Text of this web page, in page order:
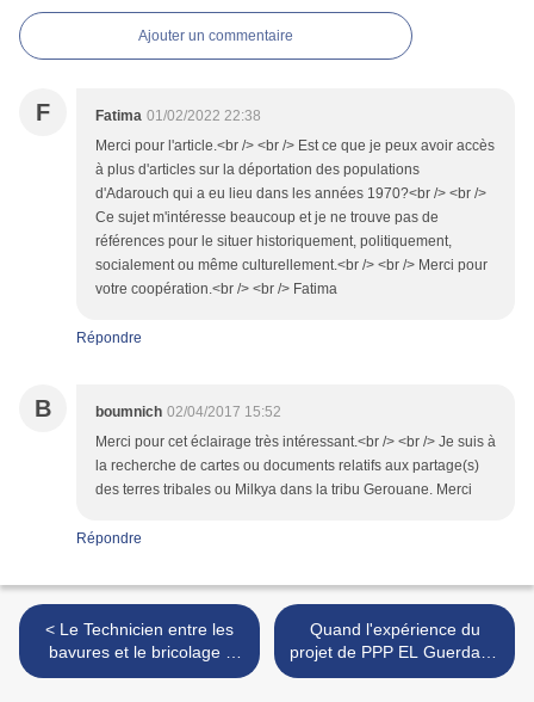
Ajouter un commentaire
F Fatima 01/02/2022 22:38
Merci pour l'article.<br /> <br /> Est ce que je peux avoir accès
à plus d'articles sur la déportation des populations
d'Adarouch qui a eu lieu dans les années 1970?<br /> <br />
Ce sujet m'intéresse beaucoup et je ne trouve pas de
références pour le situer historiquement, politiquement,
socialement ou même culturellement.<br /> <br /> Merci pour
votre coopération.<br /> <br /> Fatima
Répondre
B boumnich 02/04/2017 15:52
Merci pour cet éclairage très intéressant.<br /> <br /> Je suis à
la recherche de cartes ou documents relatifs aux partage(s)
des terres tribales ou Milkya dans la tribu Gerouane. Merci
Répondre
< Le Technicien entre les
bavures et le bricolage -
Paul Pascon, 1973
Quand l'expérience du
projet de PPP EL Guerdane
commence à susciter des